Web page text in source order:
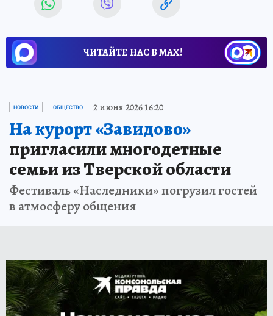
ЧИТАЙТЕ НАС В МАХ!
НОВОСТИ ОБЩЕСТВО 2 июня 2026 16:20
На курорт «Завидово»
пригласили многодетные
семьи из Тверской области
Фестиваль «Наследники» погрузил гостей
в атмосферу общения